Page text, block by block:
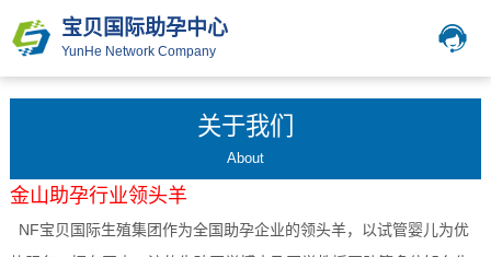
宝贝国际助孕中心
YunHe Network Company
关于我们
About
金山助孕行业领头羊
NF宝贝国际生殖集团作为全国助孕企业的领头羊，以试管婴儿为优